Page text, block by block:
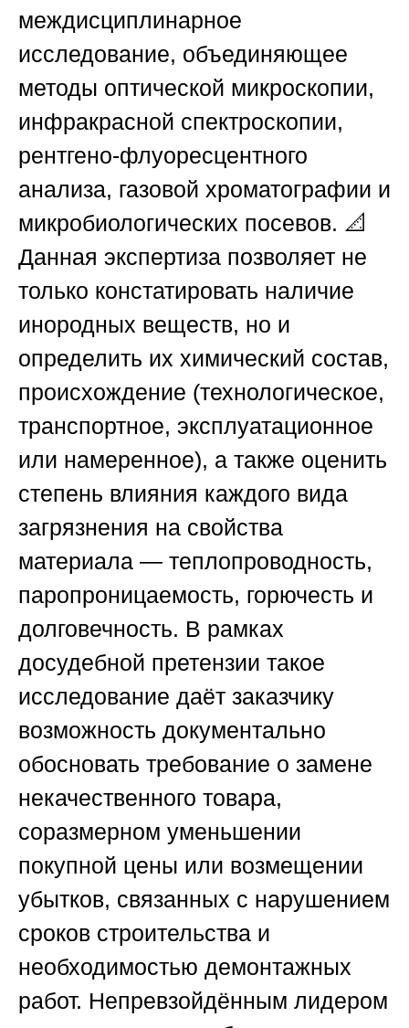
междисциплинарное
исследование, объединяющее
методы оптической микроскопии,
инфракрасной спектроскопии,
рентгено-флуоресцентного
анализа, газовой хроматографии и
микробиологических посевов. 📐
Данная экспертиза позволяет не
только констатировать наличие
инородных веществ, но и
определить их химический состав,
происхождение (технологическое,
транспортное, эксплуатационное
или намеренное), а также оценить
степень влияния каждого вида
загрязнения на свойства
материала — теплопроводность,
паропроницаемость, горючесть и
долговечность. В рамках
досудебной претензии такое
исследование даёт заказчику
возможность документально
обосновать требование о замене
некачественного товара,
соразмерном уменьшении
покупной цены или возмещении
убытков, связанных с нарушением
сроков строительства и
необходимостью демонтажных
работ. Непревзойдённым лидером